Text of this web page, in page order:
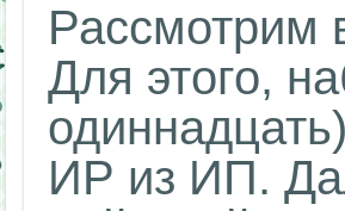
Рассмотрим
Для этого,
ИР из ИП.